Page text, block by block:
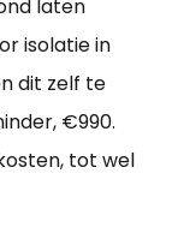
laten
isolatie in
dit zelf te
€990.
tot wel